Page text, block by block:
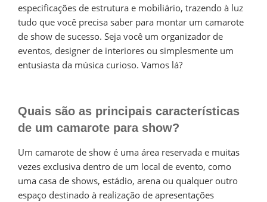
especificações de estrutura e mobiliário, trazendo à luz
tudo que você precisa saber para montar um camarote
de show de sucesso. Seja você um organizador de
eventos, designer de interiores ou simplesmente um
entusiasta da música curioso. Vamos lá?
Quais são as principais características
de um camarote para show?
Um camarote de show é uma área reservada e muitas
vezes exclusiva dentro de um local de evento, como
uma casa de shows, estádio, arena ou qualquer outro
espaço destinado à realização de apresentações